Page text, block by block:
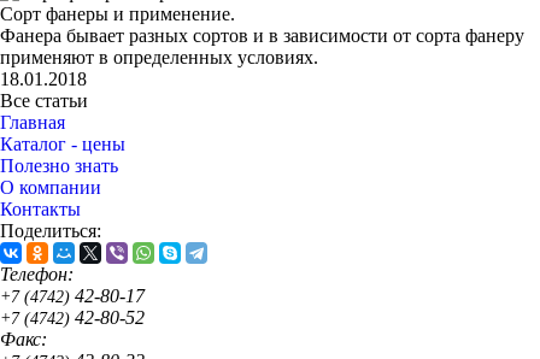
Сорт фанеры и применение.
Фанера бывает разных сортов и в зависимости от сорта фанеру
применяют в определенных условиях.
18.01.2018
Все статьи
Главная
Каталог - цены
Полезно знать
О компании
Контакты
Поделиться:
Телефон:
+7 (4742) 42-80-17
+7 (4742) 42-80-52
Факс: